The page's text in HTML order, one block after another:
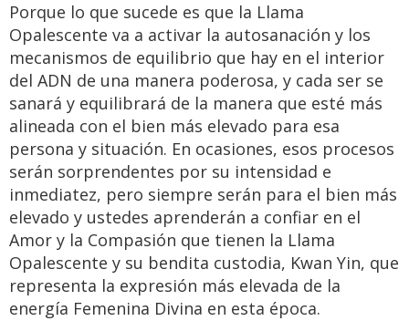
Porque lo que sucede es que la Llama
Opalescente va a activar la autosanación y los
mecanismos de equilibrio que hay en el interior
del ADN de una manera poderosa, y cada ser se
sanará y equilibrará de la manera que esté más
alineada con el bien más elevado para esa
persona y situación. En ocasiones, esos procesos
serán sorprendentes por su intensidad e
inmediatez, pero siempre serán para el bien más
elevado y ustedes aprenderán a confiar en el
Amor y la Compasión que tienen la Llama
Opalescente y su bendita custodia, Kwan Yin, que
representa la expresión más elevada de la
energía Femenina Divina en esta época.